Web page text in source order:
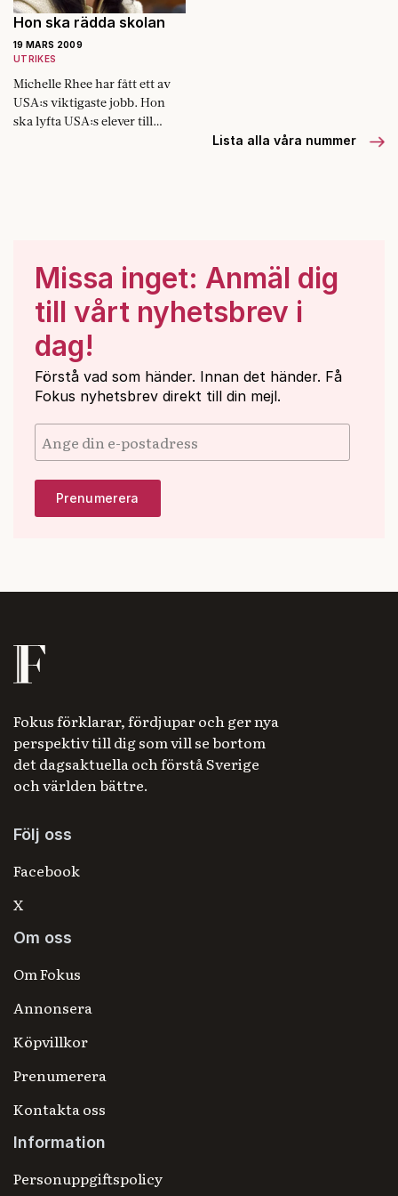
Hon ska rädda skolan
19 MARS 2009
UTRIKES
Michel­le Rhee har fått ett av
USA:s viktigaste jobb. Hon
ska lyfta USA:s elever till
Lista alla våra nummer
Missa inget: Anmäl dig
till vårt nyhetsbrev i
dag!
Förstå vad som händer. Innan det händer. Få
Fokus nyhetsbrev direkt till din mejl.
Fokus förklarar, fördjupar och ger nya
perspektiv till dig som vill se bortom
det dagsaktuella och förstå Sverige
och världen bättre.
Följ oss
Facebook
X
Om oss
Om Fokus
Annonsera
Köpvillkor
Prenumerera
Kontakta oss
Information
Personuppgiftspolicy